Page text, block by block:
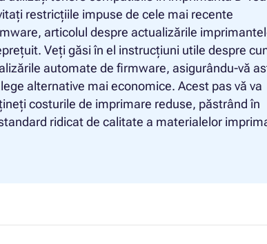
restricțiile impuse de cele mai recente
articolul despre actualizările
Veți găsi în el instrucțiuni utile despre
automate de firmware, asigurându-vă
alternative mai economice. Acest pas vă va
costurile de imprimare reduse, păstrând în
ridicat de calitate a materialelor